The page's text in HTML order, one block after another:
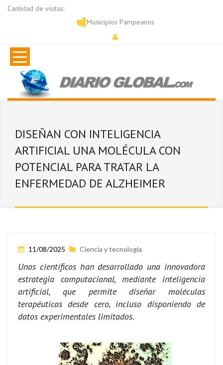
Cantidad de visitas:
Municipios Pampeanos
DISEÑAN CON INTELIGENCIA
ARTIFICIAL UNA MOLÉCULA CON
POTENCIAL PARA TRATAR LA
ENFERMEDAD DE ALZHEIMER
11/08/2025 Ciencia y tecnología
Unos científicos han desarrollado una innovadora
estrategia computacional, mediante inteligencia
artificial, que permite diseñar moléculas
terapéuticas desde cero, incluso disponiendo de
datos experimentales limitados.